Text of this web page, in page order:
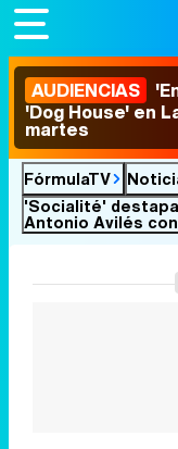
AUDIENCIAS
'Dog House' en
martes
FórmulaTV
'Socialité'
Antonio Avilés